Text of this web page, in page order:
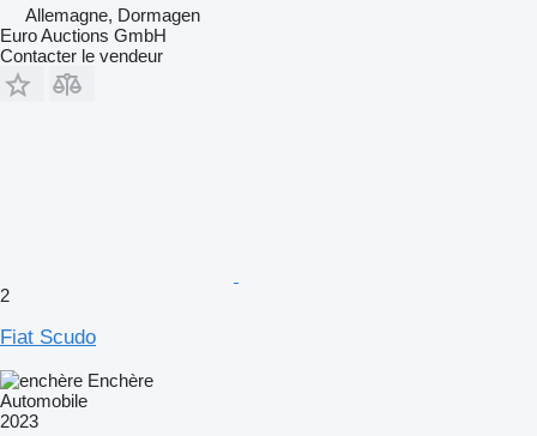
Allemagne, Dormagen
Euro Auctions GmbH
Contacter le vendeur
2
Fiat Scudo
Enchère
Automobile
2023